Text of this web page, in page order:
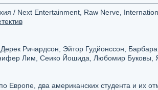
/ Next Entertainment, Raw Nerve,
Ричардсон, Эйтор Гудйонссон,
Лим, Сеико Йошида, Любомир Буковы,
Европе, два американских студента и их